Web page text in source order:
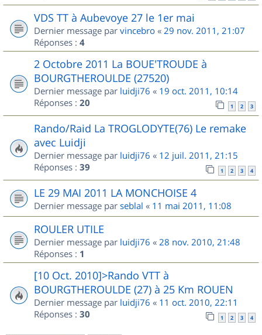
VDS TT à Aubevoye 27 le 1er mai
Dernier message par vincebro « 29 nov. 2011, 21:07
Réponses : 4
2 Octobre 2011 La BOUE'TROUDE à
BOURGTHEROULDE (27520)
Dernier message par luidji76 « 19 oct. 2011, 10:14
Réponses : 20 1 2 3
Rando/Raid La TROGLODYTE(76) Le remake
avec Luidji
Dernier message par luidji76 « 12 juil. 2011, 21:15
Réponses : 39 1 2 3 4
LE 29 MAI 2011 LA MONCHOISE 4
Dernier message par seblal « 11 mai 2011, 11:08
ROULER UTILE
Dernier message par luidji76 « 28 nov. 2010, 21:48
Réponses : 1
[10 Oct. 2010]>Rando VTT à
BOURGTHEROULDE (27) à 25 Km ROUEN
Dernier message par luidji76 « 11 oct. 2010, 22:11
Réponses : 30 1 2 3 4